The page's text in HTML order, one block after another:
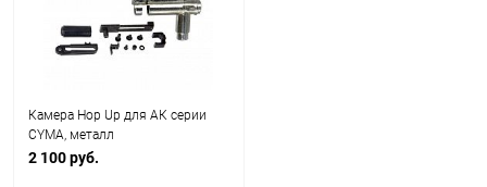
Камера Hop Up для АК серии
CYMA, металл
2 100 руб.